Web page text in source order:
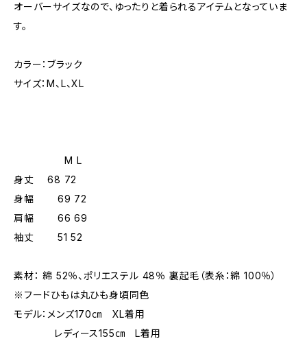
オーバーサイズなので、ゆったりと着られるアイテムとなっていま
す。
カラー：ブラック
サイズ：M、L、XL
M L
身丈 68 72
身幅 69 72
肩幅 66 69
袖丈 51 52
素材： 綿 52％、ポリエステル 48％ 裏起毛（表糸：綿 100％）
※フードひもは丸ひも身頃同色
モデル：メンズ170㎝ XL着用
レディース155㎝ L着用